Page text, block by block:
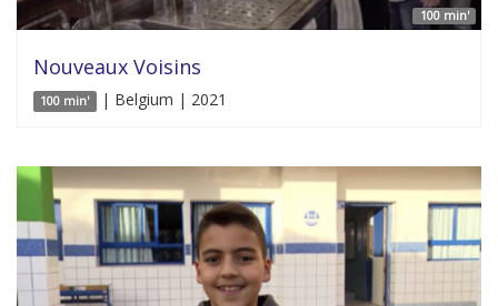
100 min'
Nouveaux Voisins
100 min' | Belgium | 2021